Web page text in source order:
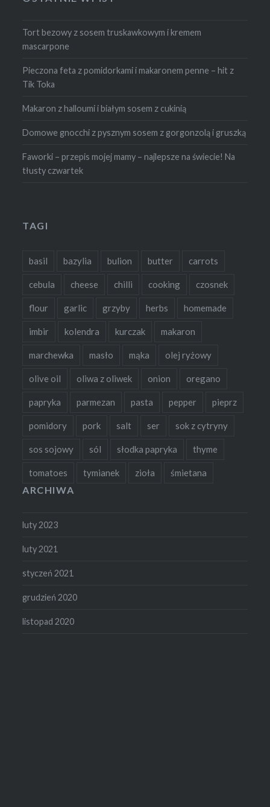
Tort bezowy z sosem truskawkowym i kremem
mascarpone
Pieczona feta z pomidorkami i makaronem penne – hit z
Tik Toka
Makaron z halloumi i białym sosem z cukinią
Domowe gnocchi z pysznym sosem z gorgonzolą i gruszką
Faworki – przepis mojej mamy – najlepsze na świecie! Na
tłusty czwartek
TAGI
basil bazylia bulion butter carrots
cebula cheese chilli cooking czosnek
flour garlic grzyby herbs homemade
imbir kolendra kurczak makaron
marchewka masło mąka olej ryżowy
olive oil oliwa z oliwek onion oregano
papryka parmezan pasta pepper pieprz
pomidory pork salt ser sok z cytryny
sos sojowy sól słodka papryka thyme
tomatoes tymianek zioła śmietana
ARCHIWA
luty 2023
luty 2021
styczeń 2021
grudzień 2020
listopad 2020